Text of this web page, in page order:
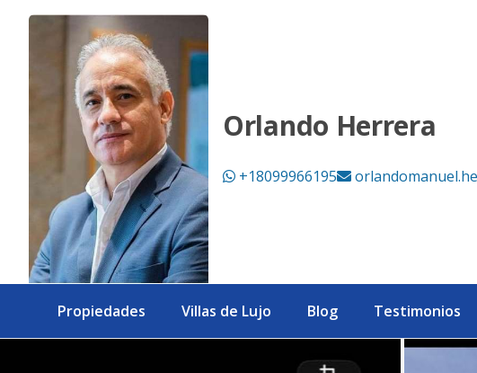
Orlando Herrera
+18099966195
Propiedades Villas de Lujo Blog Testimonios
Apartamentos de Lujo en Los Cacicazgos | 3 Habitaciones | Desde